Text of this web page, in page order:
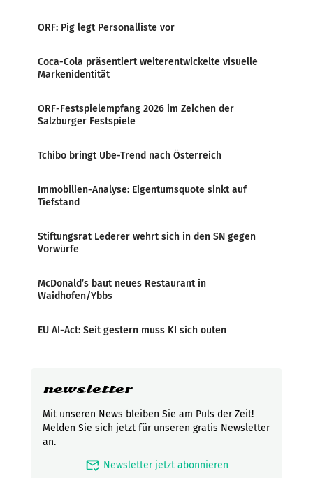
ORF: Pig legt Personalliste vor
Coca-Cola präsentiert weiterentwickelte visuelle
Markenidentität
ORF-Festspielempfang 2026 im Zeichen der
Salzburger Festspiele
Tchibo bringt Ube-Trend nach Österreich
Immobilien-Analyse: Eigentumsquote sinkt auf
Tiefstand
Stiftungsrat Lederer wehrt sich in den SN gegen
Vorwürfe
McDonald’s baut neues Restaurant in
Waidhofen/Ybbs
EU AI-Act: Seit gestern muss KI sich outen
newsletter
Mit unseren News bleiben Sie am Puls der Zeit!
Melden Sie sich jetzt für unseren gratis Newsletter
an.
mark_email_read Newsletter jetzt abonnieren